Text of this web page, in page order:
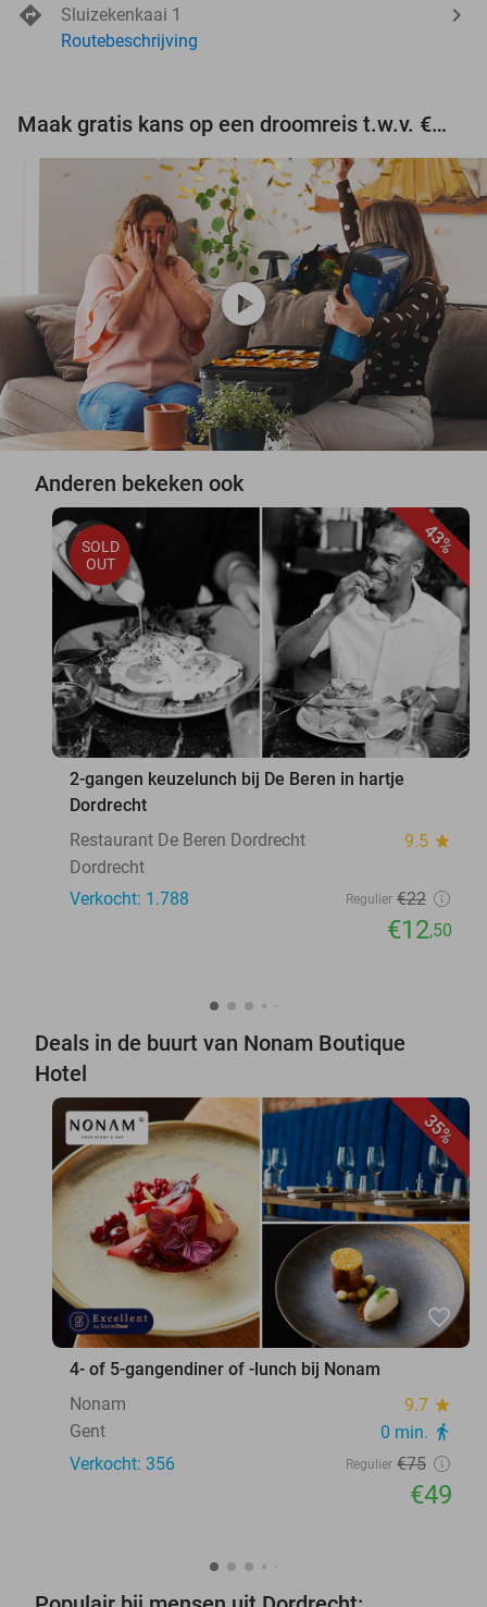
Sluizekenkaai 1
Routebeschrijving
Maak gratis kans op een droomreis t.w.v. €3.000!
play_circle
Anderen bekeken ook
43%
SOLD
OUT
2-gangen keuzelunch bij De Beren in hartje
Dordrecht
Restaurant De Beren Dordrecht
9.5 star
Dordrecht
Verkocht: 1.788
Regulier €22
€12,50
Deals in de buurt van Nonam Boutique
Hotel
35%
favorite_border
4- of 5-gangendiner of -lunch bij Nonam
Nonam
9.7 star
Gent 0 min. directions_walk
Verkocht: 356 Regulier €75
€49